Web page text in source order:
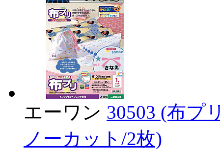
エーワン 30503 (布プ
ノーカット/2枚)